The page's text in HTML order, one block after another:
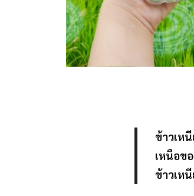
ข้าวเห
เหนือข
ข้าวเห